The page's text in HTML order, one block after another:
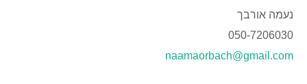
נעמה אורבך
050-7206030
naamaorbach@gmail.com